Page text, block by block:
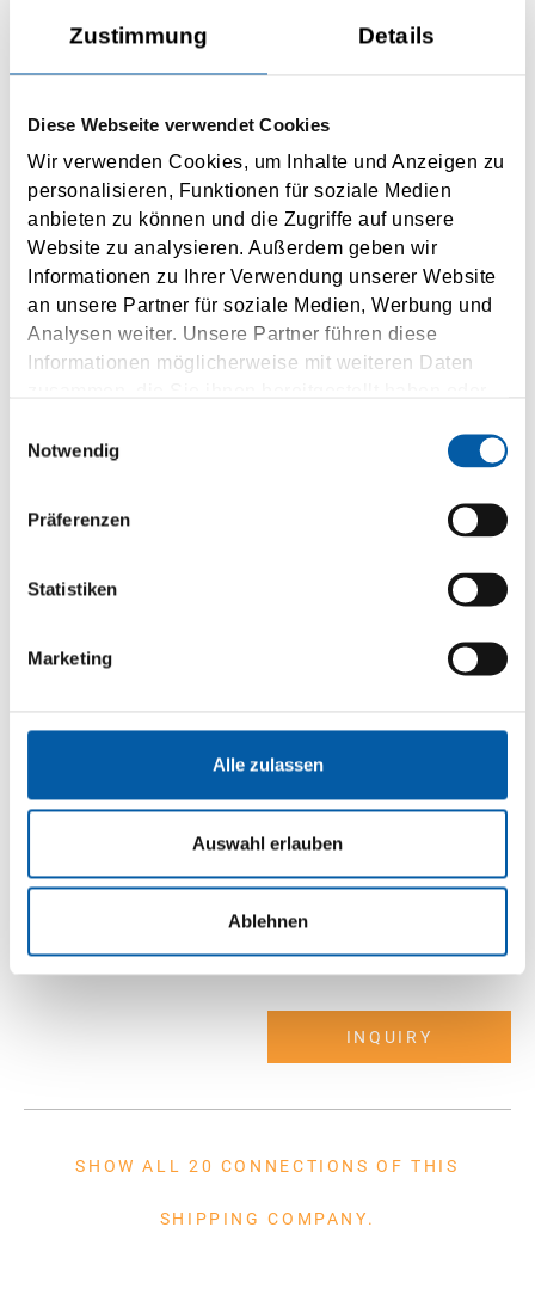
Zustimmung Details
Diese Webseite verwendet Cookies
Wir verwenden Cookies, um Inhalte und Anzeigen zu
personalisieren, Funktionen für soziale Medien
anbieten zu können und die Zugriffe auf unsere
Website zu analysieren. Außerdem geben wir
Informationen zu Ihrer Verwendung unserer Website
an unsere Partner für soziale Medien, Werbung und
Analysen weiter. Unsere Partner führen diese
Informationen möglicherweise mit weiteren Daten
gesammelt haben.
Notwendig
Präferenzen
Statistiken
Marketing
Alle zulassen
Auswahl erlauben
Ablehnen
Immingham
18 h driving time
INQUIRY
Immingham
Immingham
INQUIRY
SHOW ALL 20 CONNECTIONS OF THIS
SHIPPING COMPANY.